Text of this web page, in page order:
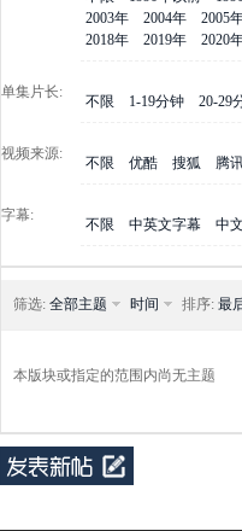
2003年
2004年 2005
2018年
2019年 2020
单集片长:
不限 1-19分钟 20-29
视频来源:
不限 优酷 搜狐 腾
字幕:
不限 中英文字幕 中
筛选: 全部主题 时间 排序: 最
本版块或指定的范围内尚无主题